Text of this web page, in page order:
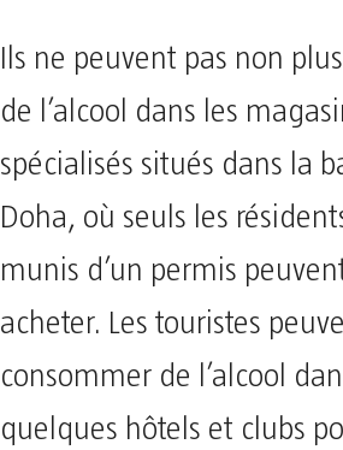
Ils ne peuvent pas non
de l’alcool dans les
spécialisés situés dans la
Doha, où seuls les
munis d’un permis
acheter. Les touristes
consommer de l’alcool
quelques hôtels et clubs